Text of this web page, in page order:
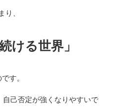
り、
ける世界」
す。
己否定が強くなりやすいで